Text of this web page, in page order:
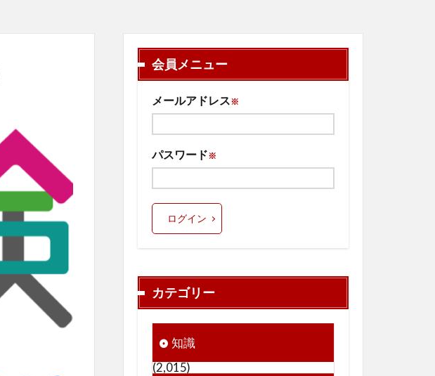
会員メニュー
メールアドレス※
パスワード※
ログイン
カテゴリー
知識
(2,015)